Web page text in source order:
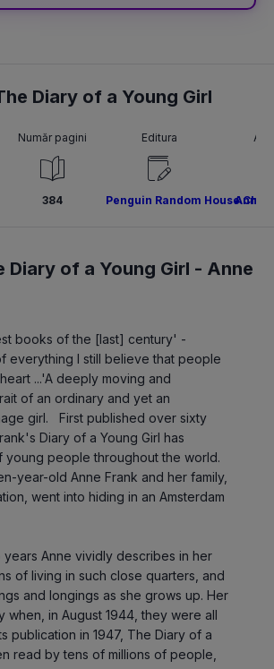
Diary of a Young Girl
Număr pagini
384
Editura
Penguin Random HouseAnne
Diary of a Young Girl - Anne
books of the [last] century' -
everything I still believe that people
...'A deeply moving and
of an ordinary and yet an
girl.   First published over sixty
Diary of a Young Girl has
young people throughout the world.
year-old Anne Frank and her family,
went into hiding in an Amsterdam
of living in such close quarters, and
and longings as she grows up. Her
when, in August 1944, they were all
publication in 1947, The Diary of a
read by tens of millions of people,